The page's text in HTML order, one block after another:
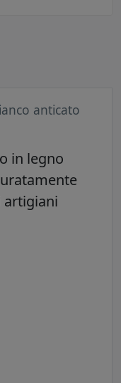
anticato
in legno
artigiani